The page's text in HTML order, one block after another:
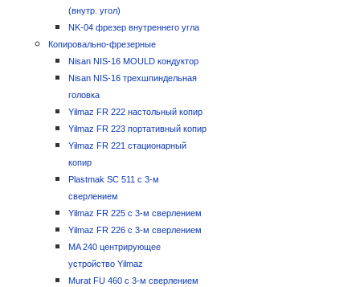
(внутр. угол)
NK-04 фрезер внутреннего угла
Копировально-фрезерные
Nisan NIS-16 MOULD кондуктор
Nisan NIS-16 трехшпиндельная
головка
Yilmaz FR 222 настольный копир
Yilmaz FR 223 портативный копир
Yilmaz FR 221 стационарный
копир
Plastmak SC 511 с 3-м
сверлением
Yilmaz FR 225 с 3-м сверлением
Yilmaz FR 226 с 3-м сверлением
MA 240 центрирующее
устройство Yilmaz
Murat FU 460 с 3-м сверлением